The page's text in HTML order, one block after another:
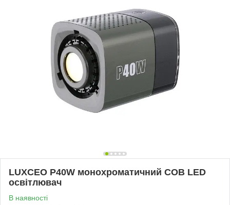
LUXCEO P40W монохроматичний COB LED
освітлювач
В наявності